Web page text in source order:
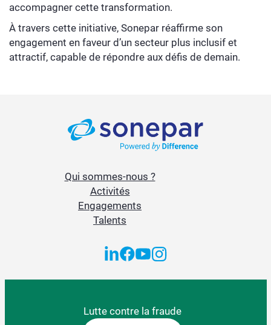
accompagner cette transformation.
À travers cette initiative, Sonepar réaffirme son
engagement en faveur d’un secteur plus inclusif et
attractif, capable de répondre aux défis de demain.
Qui sommes-nous ?
Activités
Engagements
Talents
Lutte contre la fraude